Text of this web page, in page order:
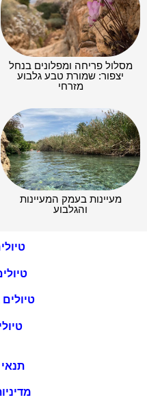
מסלול פריחה ומפלונים בנחל
יצפור: שמורת טבע גלבוע
מזרחי
מעיינות בעמק המעיינות
והגלבוע